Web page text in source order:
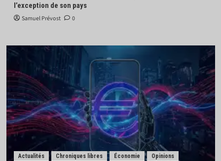
l’exception de son pays
Samuel Prévost 0
Actualités Chroniques libres Économie Opinions